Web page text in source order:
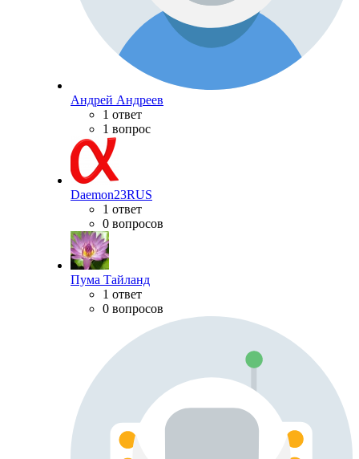
Андрей Андреев
1 ответ
1 вопрос
Daemon23RUS
1 ответ
0 вопросов
Пума Тайланд
1 ответ
0 вопросов